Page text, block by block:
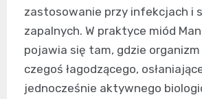
zastosowanie przy infekcjach i
zapalnych. W praktyce miód
pojawia się tam, gdzie
czegoś łagodzącego,
jednocześnie aktywnego